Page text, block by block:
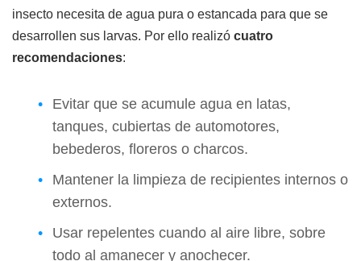
insecto necesita de agua pura o estancada para que se
desarrollen sus larvas. Por ello realizó cuatro
recomendaciones:
Evitar que se acumule agua en latas,
tanques, cubiertas de automotores,
bebederos, floreros o charcos.
Mantener la limpieza de recipientes internos o
externos.
Usar repelentes cuando al aire libre, sobre
todo al amanecer y anochecer.